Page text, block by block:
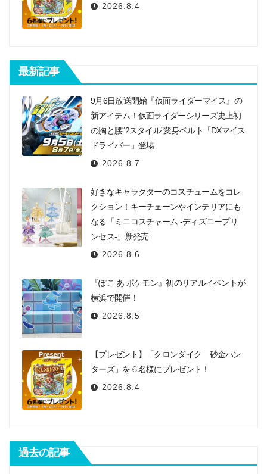
2026.8.4
最新記事
9月6日放送開始『仮面ライダーマイス』の
新アイテム！仮面ライダーシリーズ史上初
の胸と腰“2スタイル”変身ベルト「DXマイス
ドライバー」登場
2026.8.7
好きなキャラクターのコスチュームをコレ
クション！キーチェーンやインテリアにも
なる「ミニコスチャーム -ディズニープリ
ンセス-」新発売
2026.8.6
『ぽこ あ ポケモン』初のリアルイベントが
横浜で開催！
2026.8.5
【プレゼント】「クロンダイク 砂金ハン
ターズ」を６名様にプレゼント！
2026.8.4
過去の記事